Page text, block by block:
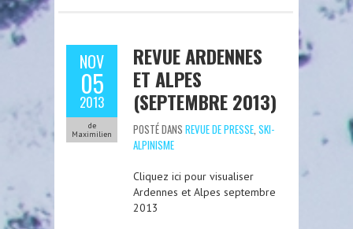
NOV
05
2013
de
Maximilien
REVUE ARDENNES
ET ALPES
(SEPTEMBRE 2013)
POSTÉ DANS REVUE DE PRESSE SKI-
ALPINISME
Cliquez ici pour visualiser
Ardennes et Alpes septembre
2013